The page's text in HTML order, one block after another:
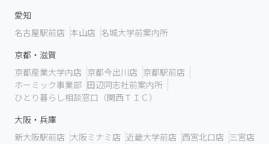
愛知
名古屋駅前店 本山店 名城大学前案内所
京都・滋賀
京都産業大学内店 京都今出川店 京都駅前店
ホーミック事業部 田辺同志社前案内所
ひとり暮らし相談窓口（関西ＴＩＣ）
大阪・兵庫
新大阪駅前店 大阪ミナミ店 近畿大学前店 西宮北口店 三宮店